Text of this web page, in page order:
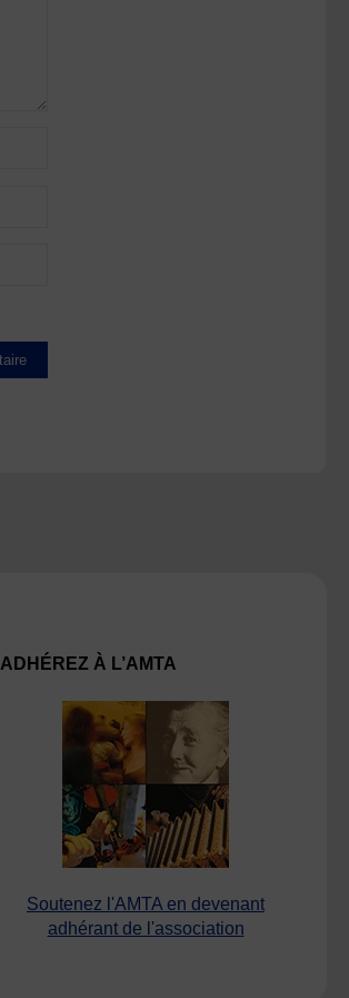
ADHÉREZ À L’AMTA
Soutenez l'AMTA en devenant
adhérant de l'association